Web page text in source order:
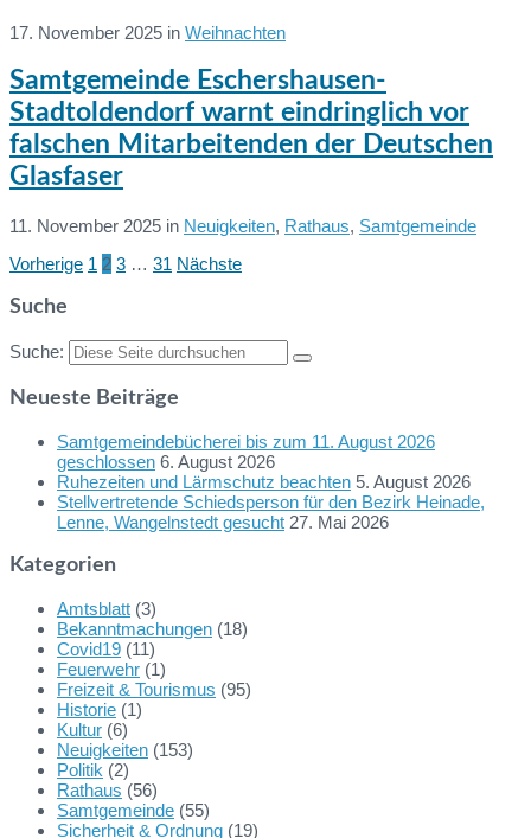
17. November 2025 in Weihnachten
Weiterlesen
Samtgemeinde Eschershausen-
Stadtoldendorf warnt eindringlich vor
falschen Mitarbeitenden der Deutschen
Glasfaser
11. November 2025 in Neuigkeiten, Rathaus, Samtgemeinde
Weiterlesen
Seitennummerierung
der
Vorherige 1 2 3 … 31 Nächste
Suche
Suche:
Neueste Beiträge
Samtgemeindebücherei bis zum 11. August 2026
geschlossen 6. August 2026
Ruhezeiten und Lärmschutz beachten 5. August 2026
Stellvertretende Schiedsperson für den Bezirk Heinade,
Lenne, Wangelnstedt gesucht 27. Mai 2026
Kategorien
Amtsblatt (3)
Bekanntmachungen (18)
Covid19 (11)
Feuerwehr (1)
Freizeit & Tourismus (95)
Historie (1)
Kultur (6)
Neuigkeiten (153)
Politik (2)
Rathaus (56)
Samtgemeinde (55)
Sicherheit & Ordnung (19)